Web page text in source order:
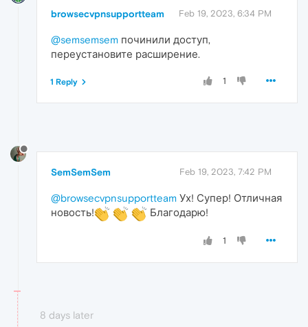
browsecvpnsupportteam Feb 19, 2023, 6:34 PM
@semsemsem починили доступ,
переустановите расширение.
1
1 Reply
SemSemSem Feb 19, 2023, 7:42 PM
@browsecvpnsupportteam Ух! Супер! Отличная
новость!
Благодарю!
1
8 days later